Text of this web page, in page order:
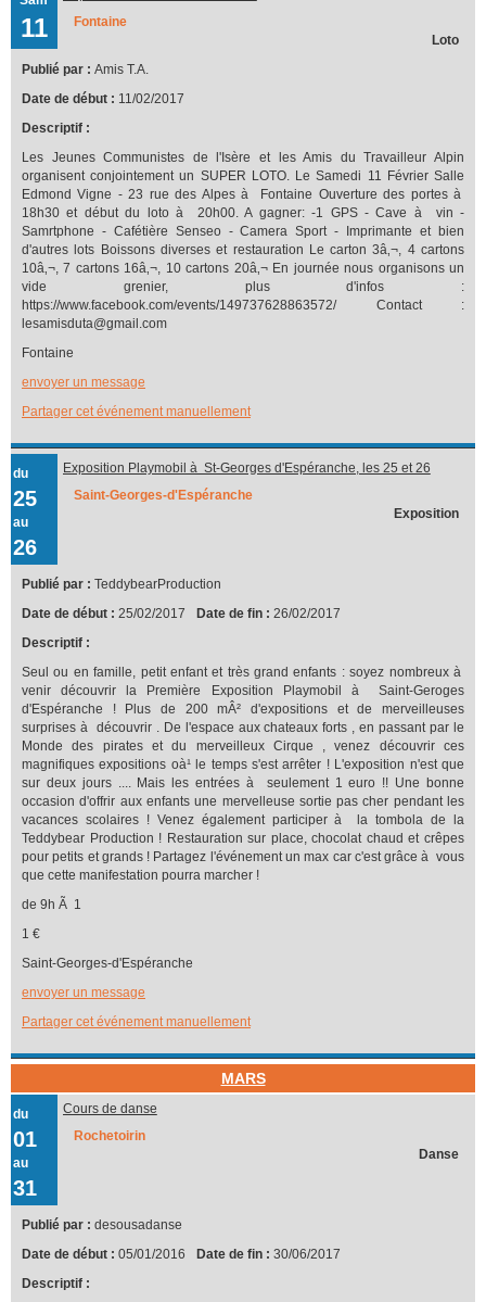
11
Fontaine
Loto
Publié par : Amis T.A.
Date de début : 11/02/2017
Descriptif :
Les Jeunes Communistes de l'Isère et les Amis du Travailleur Alpin
organisent conjointement un SUPER LOTO. Le Samedi 11 Février Salle
Edmond Vigne - 23 rue des Alpes à Fontaine Ouverture des portes à
18h30 et début du loto à 20h00. A gagner: -1 GPS - Cave à vin -
Samrtphone - Cafétière Senseo - Camera Sport - Imprimante et bien
d'autres lots Boissons diverses et restauration Le carton 3â‚¬, 4 cartons
10â‚¬, 7 cartons 16â‚¬, 10 cartons 20â‚¬ En journée nous organisons un
vide grenier, plus d'infos :
https://www.facebook.com/events/149737628863572/ Contact :
lesamisduta@gmail.com
Fontaine
envoyer un message
Partager cet événement manuellement
du
25
au
26
Exposition Playmobil à St-Georges d'Espéranche, les 25 et 26
février 2017 organisée par l'association cinématographique, La
Teddybear Production !!!
Saint-Georges-d'Espéranche
Exposition
Publié par : TeddybearProduction
Date de début : 25/02/2017 Date de fin : 26/02/2017
Descriptif :
Seul ou en famille, petit enfant et très grand enfants : soyez nombreux à
venir découvrir la Première Exposition Playmobil à Saint-Geroges
d'Espéranche ! Plus de 200 mÂ² d'expositions et de merveilleuses
surprises à découvrir . De l'espace aux chateaux forts , en passant par le
Monde des pirates et du merveilleux Cirque , venez découvrir ces
magnifiques expositions oà¹ le temps s'est arrêter ! L'exposition n'est que
sur deux jours .... Mais les entrées à seulement 1 euro !! Une bonne
occasion d'offrir aux enfants une mervelleuse sortie pas cher pendant les
vacances scolaires ! Venez également participer à la tombola de la
Teddybear Production ! Restauration sur place, chocolat chaud et crêpes
pour petits et grands ! Partagez l'événement un max car c'est grâce à vous
que cette manifestation pourra marcher !
de 9h Ã 1
1 €
Saint-Georges-d'Espéranche
envoyer un message
Partager cet événement manuellement
MARS
du
01
au
31
Cours de danse
Rochetoirin
Danse
Publié par : desousadanse
Date de début : 05/01/2016 Date de fin : 30/06/2017
Descriptif :